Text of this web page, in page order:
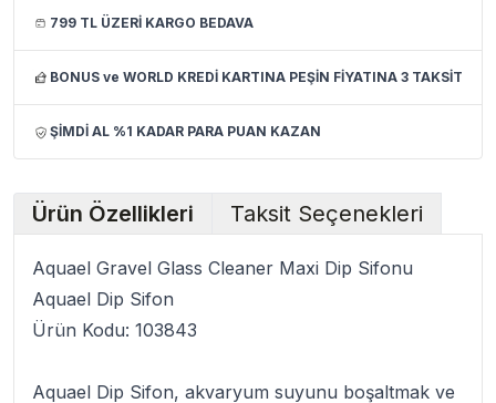
799 TL ÜZERİ KARGO BEDAVA
BONUS ve WORLD KREDİ KARTINA PEŞİN FİYATINA 3 TAKSİT
ŞİMDİ AL %1 KADAR PARA PUAN KAZAN
Ürün Özellikleri Taksit Seçenekleri
Aquael Gravel Glass Cleaner Maxi Dip Sifonu
Aquael Dip Sifon
Ürün Kodu: 103843
Aquael Dip Sifon, akvaryum suyunu boşaltmak ve